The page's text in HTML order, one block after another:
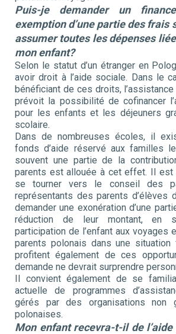
Puis-je demander un
exemption d’une partie des frais
assumer toutes les dépenses
mon enfant?
Selon le statut d’un étranger en
avoir droit à l’aide sociale. Dans le
bénéficiant de ces droits,
prévoit la possibilité de cofinancer
pour les enfants et les déjeuners
scolaire.
Dans de nombreuses écoles, il
fonds d’aide réservé aux familles
souvent une partie de la
parents est allouée à cet effet. Il est
se tourner vers le conseil des
représentants des parents d’élèves
demander une exonération d’une
réduction de leur montant, en
participation de l’enfant aux voyages
parents polonais dans une situation
profitent également de ces
demande ne devrait surprendre
Il convient également de se
actuelle de programmes
gérés par des organisations non
polonaises.
Mon enfant recevra-t-il de